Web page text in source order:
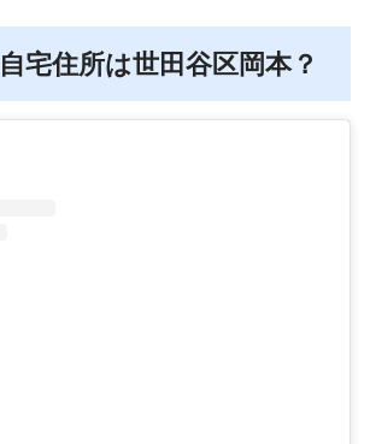
宅住所は世田谷区岡本？